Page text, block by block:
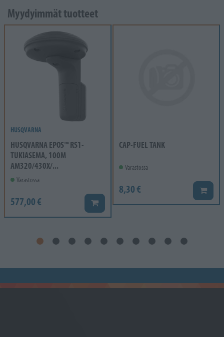
Myydyimmät tuotteet
HUSQVARNA
HUSQVARNA EPOS™ RS1-
TUKIASEMA, 100M
AM320/430X/...
Varastossa
577,00 € Lisää koriin
CAP-FUEL TANK
Varastossa
8,30 € Lisää